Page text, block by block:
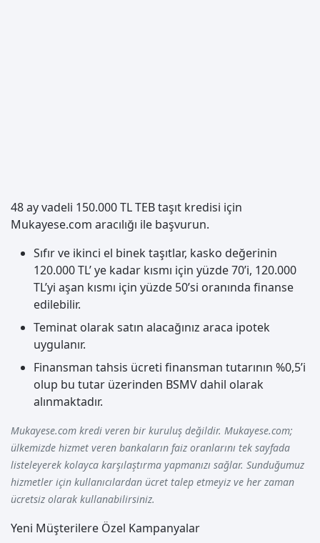
48 ay vadeli 150.000 TL TEB taşıt kredisi için
Mukayese.com aracılığı ile başvurun.
Sıfır ve ikinci el binek taşıtlar, kasko değerinin
120.000 TL’ ye kadar kısmı için yüzde 70’i, 120.000
TL’yi aşan kısmı için yüzde 50’si oranında finanse
edilebilir.
Teminat olarak satın alacağınız araca ipotek
uygulanır.
Finansman tahsis ücreti finansman tutarının %0,5’i
olup bu tutar üzerinden BSMV dahil olarak
alınmaktadır.
Mukayese.com kredi veren bir kuruluş değildir. Mukayese.com;
ülkemizde hizmet veren bankaların faiz oranlarını tek sayfada
listeleyerek kolayca karşılaştırma yapmanızı sağlar. Sunduğumuz
hizmetler için kullanıcılardan ücret talep etmeyiz ve her zaman
ücretsiz olarak kullanabilirsiniz.
Yeni Müşterilere Özel Kampanyalar